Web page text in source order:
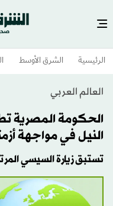
الرئيسية الشرق الأوسط​
العالم العربي
الحكومة المصرية
النيل في مواجهة
تستبق زيارة السيسي